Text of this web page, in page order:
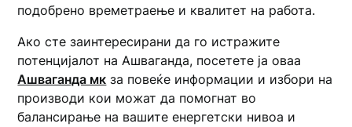
подобрено времетраење и квалитет на работа.
Ако сте заинтересирани да го истражите
потенцијалот на Ашваганда, посетете ја оваа
Ашваганда мк за повеќе информации и избори на
производи кои можат да помогнат во
балансирање на вашите енергетски нивоа и